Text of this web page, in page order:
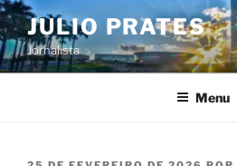
Pular
para
o
conteúdo
JULIO PRATES
Jornalista
Menu